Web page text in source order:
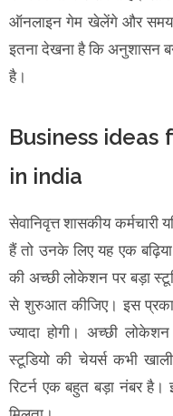
ऑनलाइन गेम खेलेंगे और समय
इतना देखना है कि अनुशासन
है।
Business
in india
सेवानिवृत्त शासकीय
हैं तो उनके लिए यह एक
की अच्छी लोकेशन पर बड़ा
से शुरुआत कीजिए। इस
ज्यादा होगी। अच्छी
स्टूडियो की चेयर्स कभी
रिटर्न एक बहुत बड़ा नंबर है।